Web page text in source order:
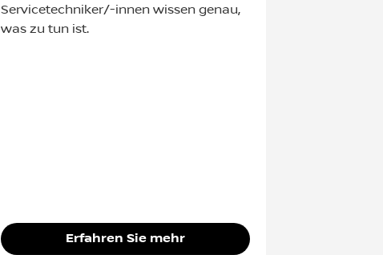
Servicetechniker/-innen wissen genau,
was zu tun ist.
Erfahren Sie mehr